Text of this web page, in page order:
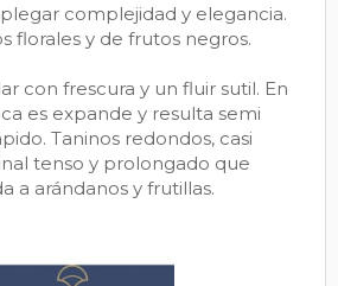
complejidad y elegancia.
florales y de frutos negros.
con frescura y un fluir sutil. En
es expande y resulta semi
Taninos redondos, casi
tenso y prolongado que
a arándanos y frutillas.